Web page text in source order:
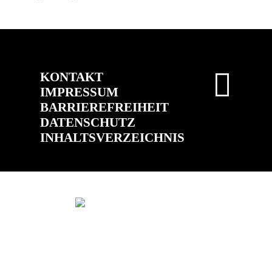
KONTAKT
IMPRESSUM
BARRIEREFREIHEIT
DATENSCHUTZ
INHALTSVERZEICHNIS